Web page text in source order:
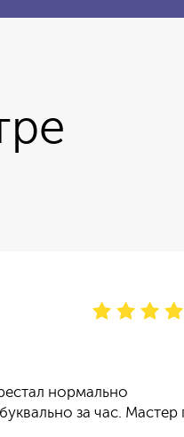
нормально
за час. Мастер